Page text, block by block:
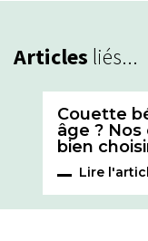
Articles liés...
Couette
âge ?
bien
Lire